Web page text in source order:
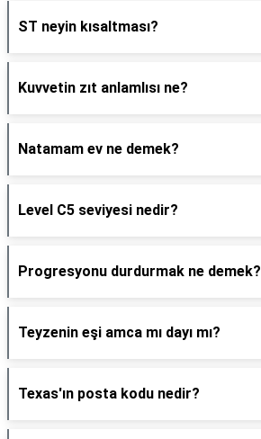
ST neyin kısaltması?
Kuvvetin zıt anlamlısı ne?
Natamam ev ne demek?
Level C5 seviyesi nedir?
Progresyonu durdurmak ne demek?
Teyzenin eşi amca mı dayı mı?
Texas'ın posta kodu nedir?